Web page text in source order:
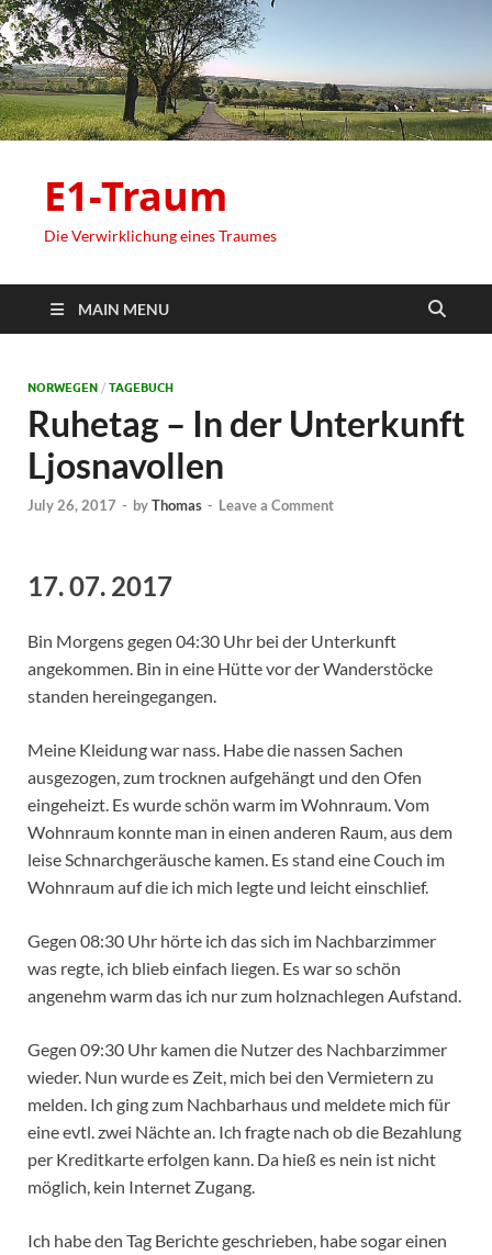
E1-Traum
Die Verwirklichung eines Traumes
MAIN MENU
NORWEGEN / TAGEBUCH
Ruhetag – In der Unterkunft
Ljosnavollen
July 26, 2017 - byThomas - Leave a Comment
17. 07. 2017
Bin Morgens gegen 04:30 Uhr bei der Unterkunft
angekommen. Bin in eine Hütte vor der Wanderstöcke
standen hereingegangen.
Meine Kleidung war nass. Habe die nassen Sachen
ausgezogen, zum trocknen aufgehängt und den Ofen
eingeheizt. Es wurde schön warm im Wohnraum. Vom
Wohnraum konnte man in einen anderen Raum, aus dem
leise Schnarchgeräusche kamen. Es stand eine Couch im
Wohnraum auf die ich mich legte und leicht einschlief.
Gegen 08:30 Uhr hörte ich das sich im Nachbarzimmer
was regte, ich blieb einfach liegen. Es war so schön
angenehm warm das ich nur zum holznachlegen Aufstand.
Gegen 09:30 Uhr kamen die Nutzer des Nachbarzimmer
wieder. Nun wurde es Zeit, mich bei den Vermietern zu
melden. Ich ging zum Nachbarhaus und meldete mich für
eine evtl. zwei Nächte an. Ich fragte nach ob die Bezahlung
per Kreditkarte erfolgen kann. Da hieß es nein ist nicht
möglich, kein Internet Zugang.
Ich habe den Tag Berichte geschrieben, habe sogar einen